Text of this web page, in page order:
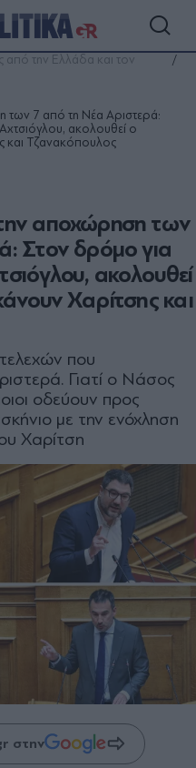
από την Ελλάδα και τον
των 7 από τη Νέα Αριστερά:
ακολουθεί ο
και Τζανακόπουλος
αποχώρηση των
Στον δρόμο για
ακολουθεί
Χαρίτσης και
που
Γιατί ο Νάσος
οδεύουν προς
με την ενόχληση
Χαρίτση
στην